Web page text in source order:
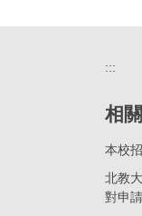
:::
相
本校
北教
對申